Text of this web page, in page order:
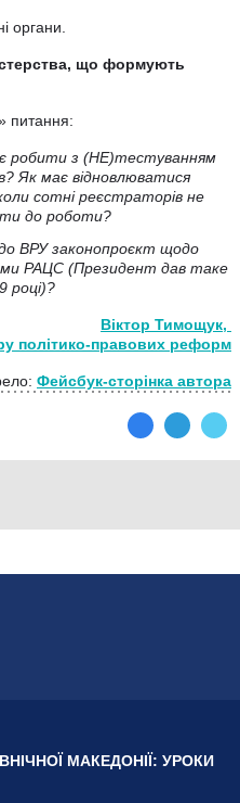
органи.
що формують
питання:
робити з (НЕ)тестуванням
Як має відновлюватися
сотні реєстраторів не
до роботи?
ВРУ законопроєкт щодо
РАЦС (Президент дав таке
році)?
Віктор Тимощук,
політико-правових реформ
Фейсбук-сторінка автора
МАКЕДОНІЇ: УРОКИ